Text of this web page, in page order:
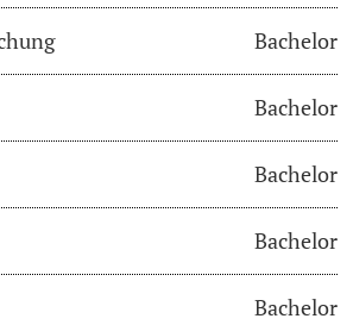
Health Care
Bachelor
Bachelor
Bachelor
Bachelor
Bachelor